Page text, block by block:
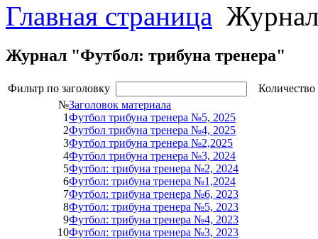
Главная страница
Журнал "Футбол: трибуна тренера"
Фильтр по заголовку
№Заголовок материала
1Футбол трибуна тренера №5, 2025
2Футбол трибуна тренера №4, 2025
3Футбол трибуна тренера №2,2025
4Футбол трибуна тренера №3, 2024
5Футбол: трибуна тренера №2, 2024
6Футбол: трибуна тренера №1,2024
7Футбол: трибуна тренера №6, 2023
8Футбол: трибуна тренера №5, 2023
9Футбол: трибуна тренера №4, 2023
10Футбол: трибуна тренера №3, 2023